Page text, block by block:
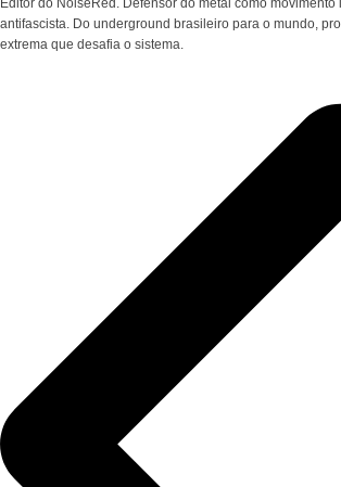
Editor do NoiseRed. Defensor do metal como
antifascista. Do underground brasileiro para o mundo,
extrema que desafia o sistema.